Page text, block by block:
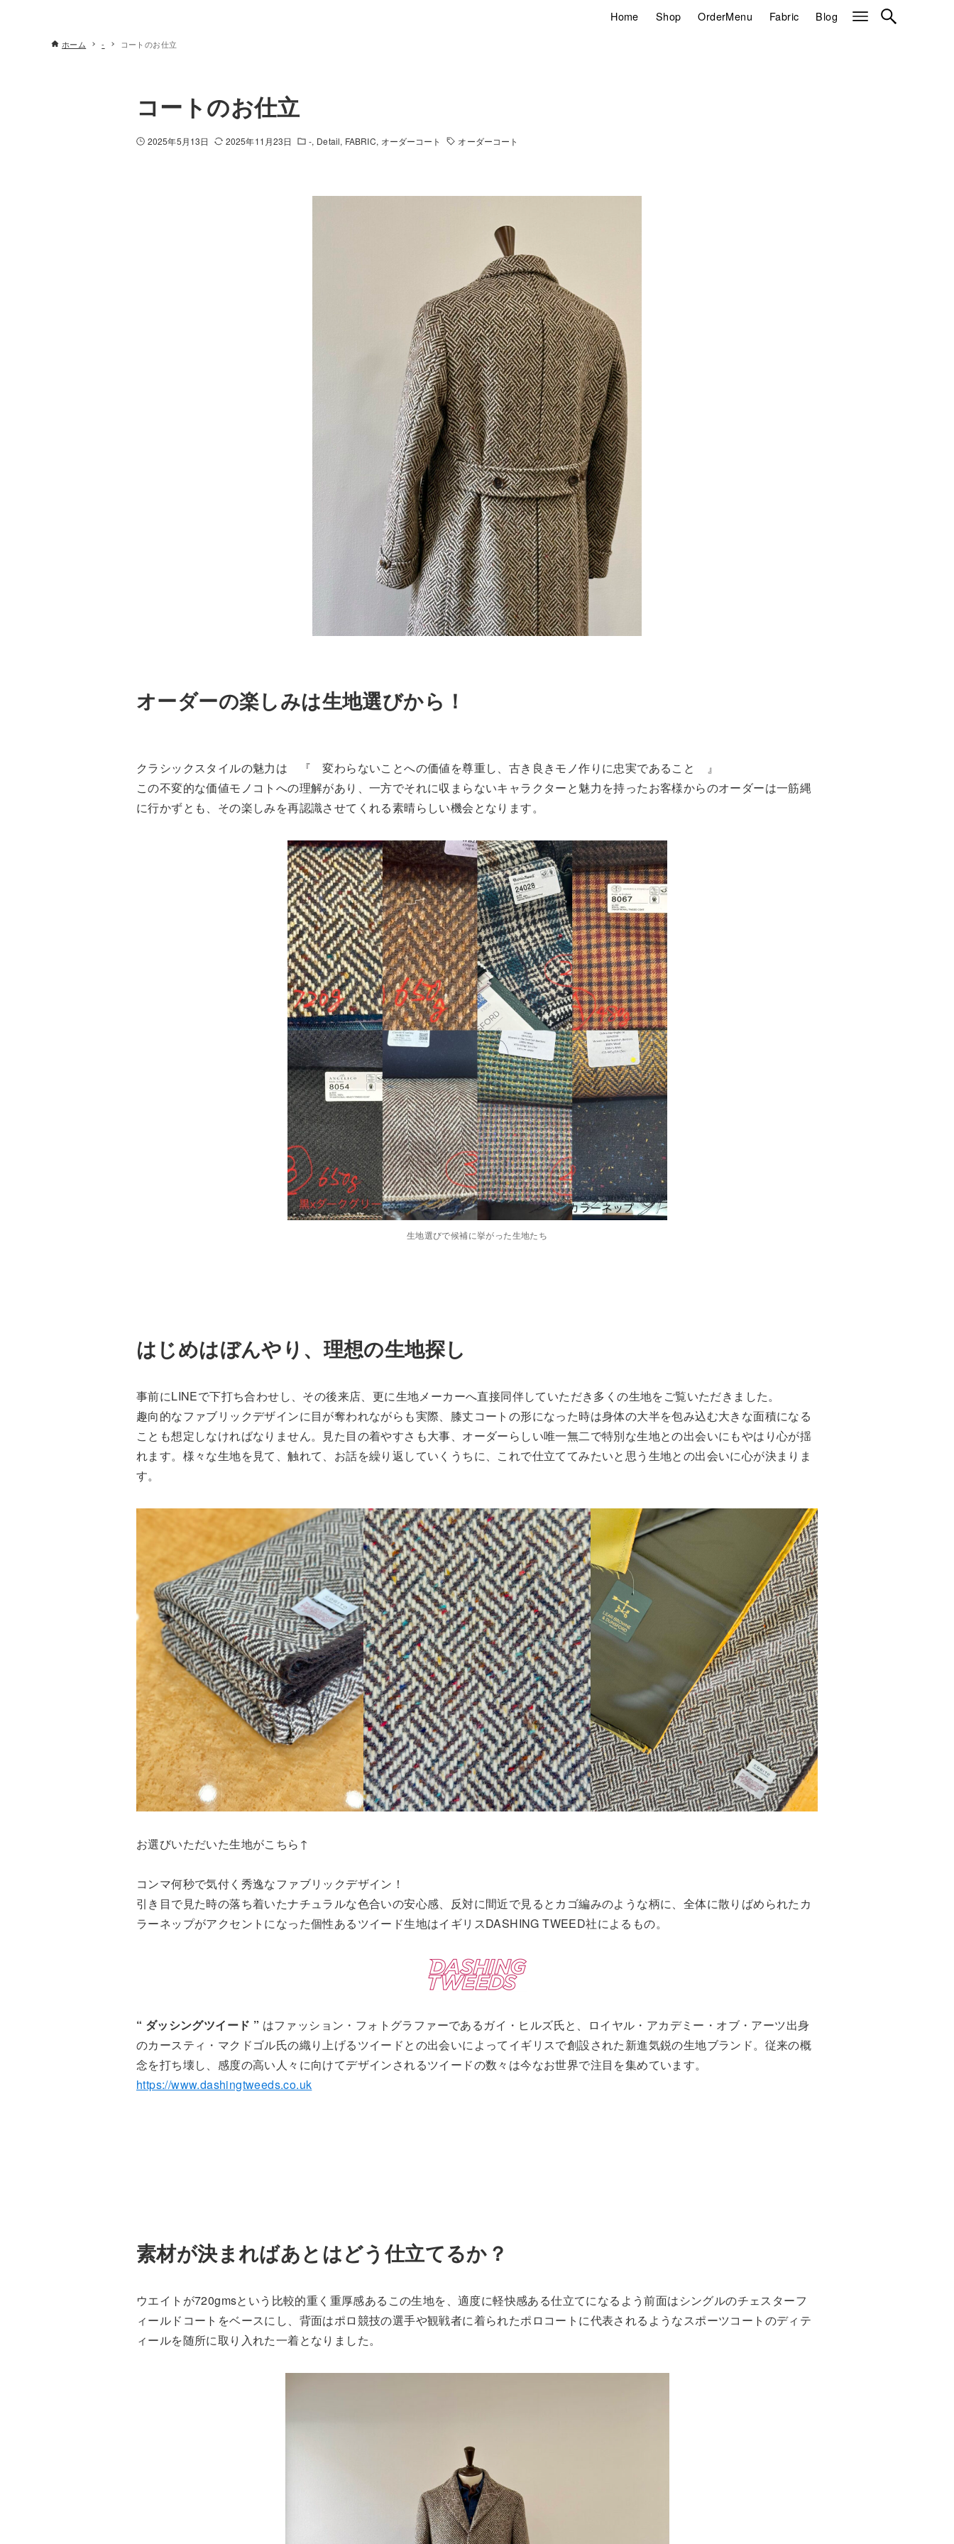
Home Shop OrderMenu Fabric Blog
ホーム - コートのお仕立
コートのお仕立
2025年5月13日 2025年11月23日 - Detail FABRIC オーダーコート オーダーコート
オーダーの楽しみは生地選びから！
クラシックスタイルの魅力は 『 変わらないことへの価値を尊重し、古き良きモノ作りに忠実であること 』
この不変的な価値モノコトへの理解があり、一方でそれに収まらないキャラクターと魅力を持ったお客様からのオーダーは一筋縄
に行かずとも、その楽しみを再認識させてくれる素晴らしい機会となります。
生地選びで候補に挙がった生地たち
はじめはぼんやり、理想の生地探し
事前にLINEで下打ち合わせし、その後来店、更に生地メーカーへ直接同伴していただき多くの生地をご覧いただきました。
趣向的なファブリックデザインに目が奪われながらも実際、膝丈コートの形になった時は身体の大半を包み込む大きな面積になる
ことも想定しなければなりません。見た目の着やすさも大事、オーダーらしい唯一無二で特別な生地との出会いにもやはり心が揺
れます。様々な生地を見て、触れて、お話を繰り返していくうちに、これで仕立ててみたいと思う生地との出会いに心が決まりま
す。
お選びいただいた生地がこちら↑
コンマ何秒で気付く秀逸なファブリックデザイン！
引き目で見た時の落ち着いたナチュラルな色合いの安心感、反対に間近で見るとカゴ編みのような柄に、全体に散りばめられたカ
ラーネップがアクセントになった個性あるツイード生地はイギリスDASHING TWEED社によるもの。
“ ダッシングツイード ” はファッション・フォトグラファーであるガイ・ヒルズ氏と、ロイヤル・アカデミー・オブ・アーツ出身
のカースティ・マクドゴル氏の織り上げるツイードとの出会いによってイギリスで創設された新進気鋭の生地ブランド。従来の概
念を打ち壊し、感度の高い人々に向けてデザインされるツイードの数々は今なお世界で注目を集めています。
https://www.dashingtweeds.co.uk
素材が決まればあとはどう仕立てるか？
ウエイトが720gmsという比較的重く重厚感あるこの生地を、適度に軽快感ある仕立てになるよう前面はシングルのチェスターフ
ィールドコートをベースにし、背面はポロ競技の選手や観戦者に着られたポロコートに代表されるようなスポーツコートのディテ
ィールを随所に取り入れた一着となりました。